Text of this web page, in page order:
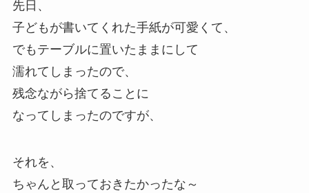
先日、
子どもが書いてくれた手紙が可愛くて、
でもテーブルに置いたままにして
濡れてしまったので、
残念ながら捨てることに
なってしまったのですが、
それを、
ちゃんと取っておきたかったな～